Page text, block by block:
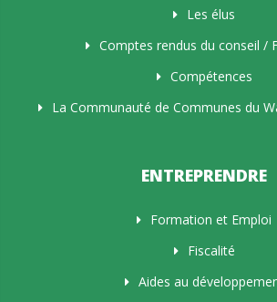
Les élus
Comptes rendus du conseil /
Compétences
La Communauté de Communes du
ENTREPRENDRE
Formation et Emploi
Fiscalité
Aides au